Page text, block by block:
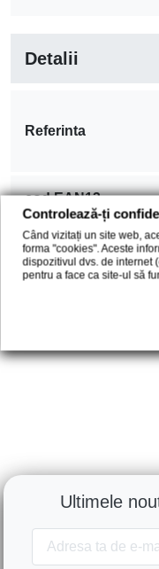
Detalii
Referinta
cod EAN13
Comentarii (0)
Nu sunt opinii
Ultimele
Controlează-ți
Când vizitați un site web,
forma "cookies". Aceste
dispozitivul dvs. de internet
pentru a face ca site-ul să